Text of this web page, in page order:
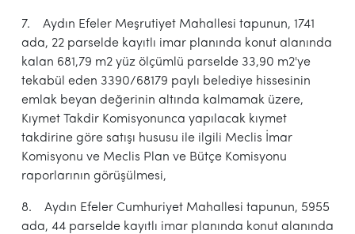
7. Aydın Efeler Meşrutiyet Mahallesi tapunun, 1741
ada, 22 parselde kayıtlı imar planında konut alanında
kalan 681,79 m2 yüz ölçümlü parselde 33,90 m2'ye
tekabül eden 3390/68179 paylı belediye hissesinin
emlak beyan değerinin altında kalmamak üzere,
Kıymet Takdir Komisyonunca yapılacak kıymet
takdirine göre satışı hususu ile ilgili Meclis İmar
Komisyonu ve Meclis Plan ve Bütçe Komisyonu
raporlarının görüşülmesi,
8. Aydın Efeler Cumhuriyet Mahallesi tapunun, 5955
ada, 44 parselde kayıtlı imar planında konut alanında